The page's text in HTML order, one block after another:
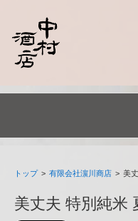
トップ > 有限会社濵川商店 > 美
美丈夫 特別純米